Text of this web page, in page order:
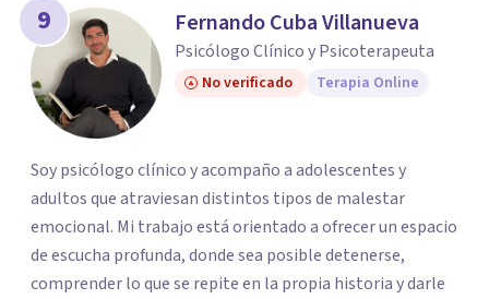
9 Fernando Cuba Villanueva
Psicólogo Clínico y Psicoterapeuta
No verificado Terapia Online
Soy psicólogo clínico y acompaño a adolescentes y
adultos que atraviesan distintos tipos de malestar
emocional. Mi trabajo está orientado a ofrecer un espacio
de escucha profunda, donde sea posible detenerse,
comprender lo que se repite en la propia historia y darle